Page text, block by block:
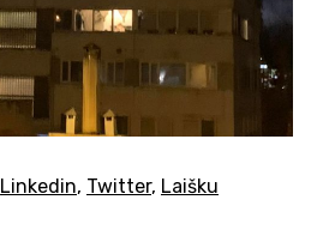
Linkedin, Twitter, Laišku